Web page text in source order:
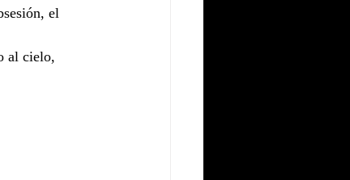
el
al cielo,